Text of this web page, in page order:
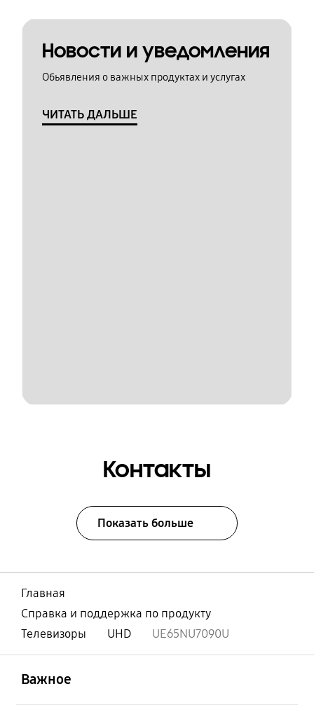
Новости и уведомления
Обьявления о важных продуктах и услугах
ЧИТАТЬ ДАЛЬШЕ
Контакты
Показать больше
Главная
Справка и поддержка по продукту
Телевизоры
UHD UE65NU7090U
Важное